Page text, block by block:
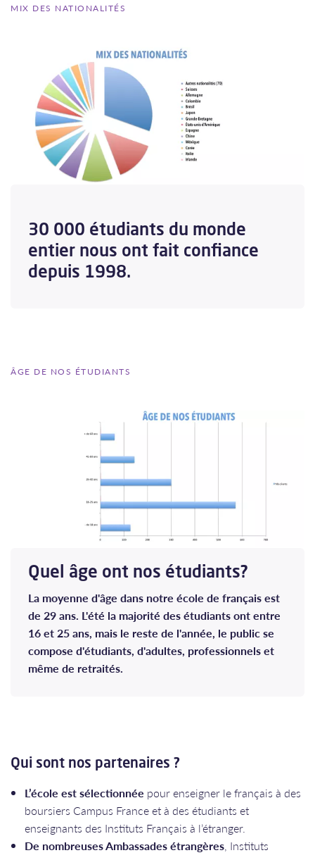
MIX DES NATIONALITÉS
30 000 étudiants du monde
entier nous ont fait confiance
depuis 1998.
ÂGE DE NOS ÉTUDIANTS
Quel âge ont nos étudiants?
La moyenne d'âge dans notre école de français est
de 29 ans. L'été la majorité des étudiants ont entre
16 et 25 ans, mais le reste de l'année, le public se
compose d'étudiants, d'adultes, professionnels et
même de retraités.
Qui sont nos partenaires ?
L’école est sélectionnée pour enseigner le français à des
boursiers Campus France et à des étudiants et
enseignants des Instituts Français à l’étranger.
De nombreuses Ambassades étrangères, Instituts